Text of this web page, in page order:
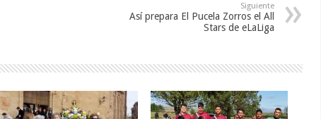
Siguiente
Así prepara El Pucela Zorros el All
Stars de eLaLiga